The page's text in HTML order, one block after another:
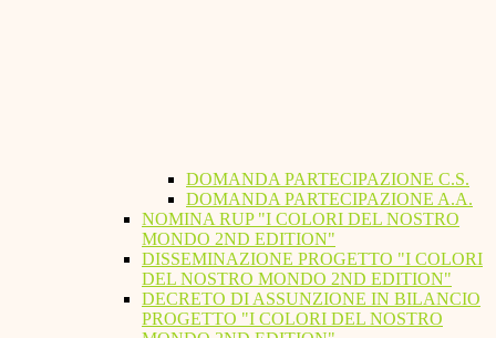
DOMANDA PARTECIPAZIONE C.S.
DOMANDA PARTECIPAZIONE A.A.
NOMINA RUP "I COLORI DEL NOSTRO
MONDO 2ND EDITION"
DISSEMINAZIONE PROGETTO "I COLORI
DEL NOSTRO MONDO 2ND EDITION"
DECRETO DI ASSUNZIONE IN BILANCIO
PROGETTO "I COLORI DEL NOSTRO